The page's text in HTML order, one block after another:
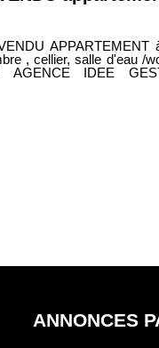
d'eau /wc Proximité port - possibilité de
ANNONCES